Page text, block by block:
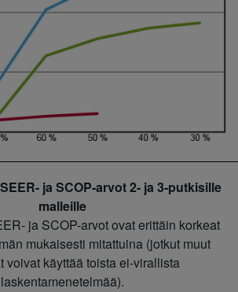
ja SCOP-arvot 2- ja 3-putkisille
malleille
ja SCOP-arvot ovat erittäin korkeat
mukaisesti mitattuina (jotkut muut
voivat käyttää toista ei-virallista
laskentamenetelmää).